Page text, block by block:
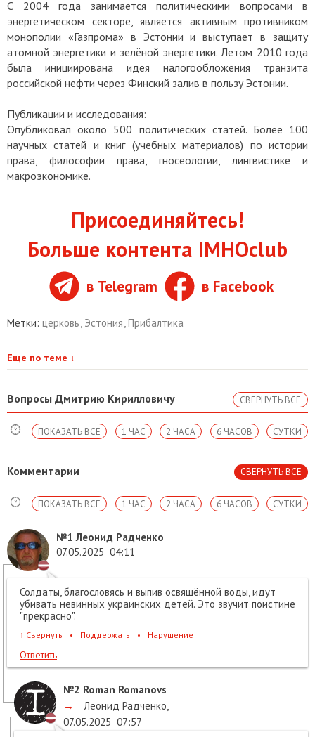
С 2004 года занимается политическими вопросами в
энергетическом секторе, является активным противником
монополии «Газпрома» в Эстонии и выступает в защиту
атомной энергетики и зелёной энергетики. Летом 2010 года
была инициирована идея налогообложения транзита
российской нефти через Финский залив в пользу Эстонии.
Публикации и исследования:
Опубликовал около 500 политических статей. Более 100
научных статей и книг (учебных материалов) по истории
права, философии права, гносеологии, лингвистике и
макроэкономике.
Присоединяйтесь!
Больше контента IMHOclub
в Telegram в Facebook
Метки: церковь, Эстония,Прибалтика
Еще по теме ↓
Вопросы Дмитрию Кирилловичу СВЕРНУТЬ ВСЕ
СУТКИ
6 ЧАСОВ
2 ЧАСА
1 ЧАС
ПОКАЗАТЬ ВСЕ
Комментарии СВЕРНУТЬ ВСЕ
СУТКИ
6 ЧАСОВ
2 ЧАСА
1 ЧАС
ПОКАЗАТЬ ВСЕ
№1 Леонид Радченко
07.05.2025 04:11
Солдаты, благословясь и выпив освящённой воды, идут
убивать невинных украинских детей. Это звучит поистине
"прекрасно".
↑ Свернуть • Поддержать • Нарушение
Ответить
№2 Roman Romanovs
→
Леонид Радченко,
07.05.2025 07:57